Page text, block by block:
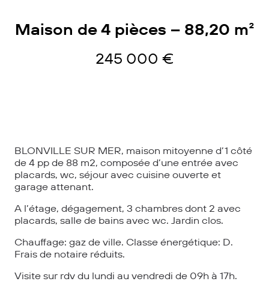
Maison de 4 pièces – 88,20 m²
245 000 €
BLONVILLE SUR MER, maison mitoyenne d’1 côté
de 4 pp de 88 m2, composée d’une entrée avec
placards, wc, séjour avec cuisine ouverte et
garage attenant.
A l’étage, dégagement, 3 chambres dont 2 avec
placards, salle de bains avec wc. Jardin clos.
Chauffage: gaz de ville. Classe énergétique: D.
Frais de notaire réduits.
Visite sur rdv du lundi au vendredi de 09h à 17h.